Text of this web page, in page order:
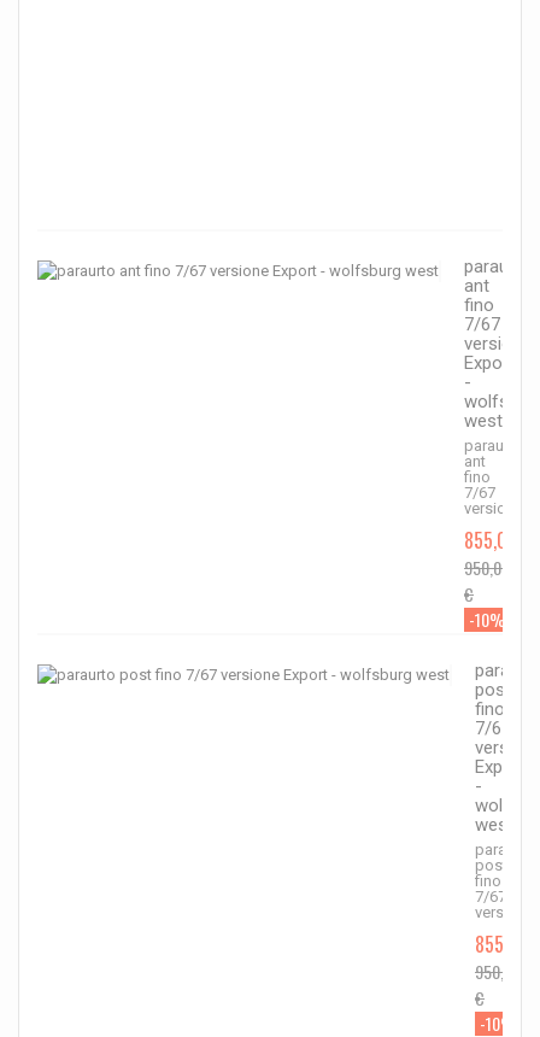
paraurto
ant
fino
7/67
versione
Export
-
west
paraurto
ant
fino
7/67
versione...
855,00 €
950,00
€
-10%
post
fino
7/67
Export
-
west
paraurto
post
fino
7/67
855,00
950,00
€
-10%